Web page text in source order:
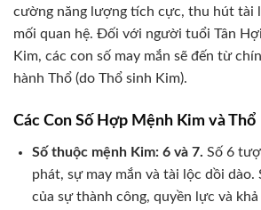
cường năng lượng tích cực, thu hút tài
mối quan hệ. Đối với người tuổi Tân
Kim, các con số may mắn sẽ đến từ
hành Thổ (do Thổ sinh Kim).
Các Con Số Hợp Mệnh Kim và Thổ
Số thuộc mệnh Kim: 6 và 7. Số 6
phát, sự may mắn và tài lộc dồi dào.
của sự thành công, quyền lực và